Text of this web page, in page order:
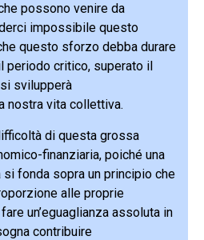
possono venire da
impossibile questo
questo sforzo debba durare
periodo critico, superato il
svilupperà
nostra vita collettiva.
di questa grossa
finanziaria, poiché una
fonda sopra un principio che
alle proprie
un’eguaglianza assoluta in
contribuire